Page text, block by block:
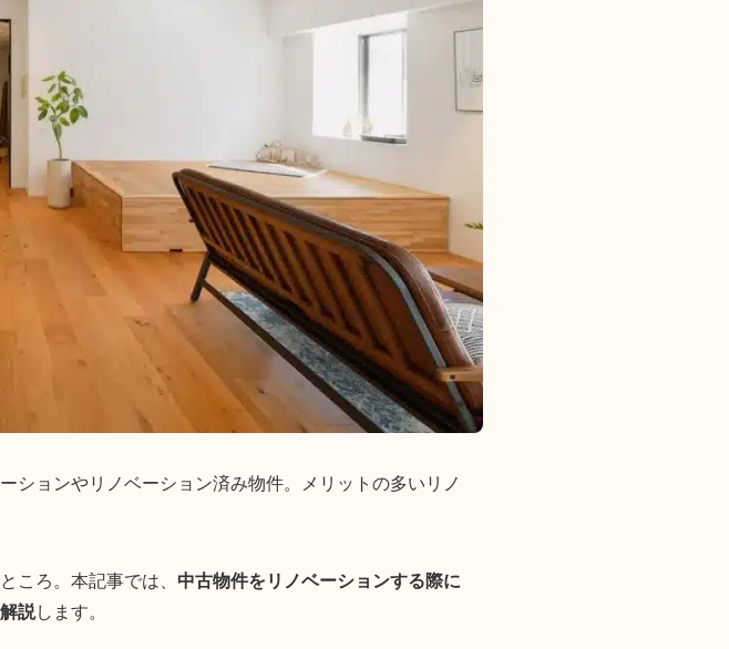
ションやリノベーション済み物件。メリットの多いリノ
ころ。本記事では、 中古物件をリノベーションする際に
説します。